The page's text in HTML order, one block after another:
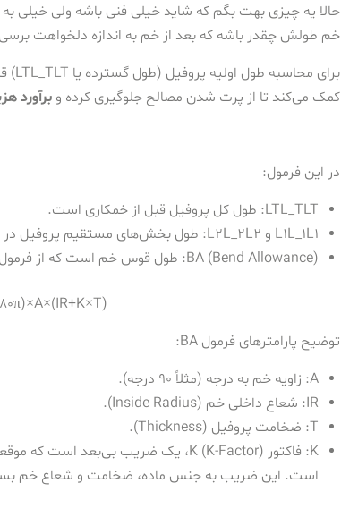
حالا یه چیزی بهت بگم که شاید خیلی فنی باشه ولی خیلی
خم طولش چقدر باشه که بعد از خم به اندازه دلخواهت
برای محاسبه طول اولیه پروفیل (طول گسترده یا
LTL_TLT
)
کمک می‌کند تا از پرت شدن مصالح جلوگیری کرده و برآورد
در این فرمول:
LTL_TLT
: طول کل پروفیل قبل از خمکاری است.
L1L_1L1 و L2L_2L2
: طول بخش‌های مستقیم پروفیل
BA (Bend Allowance): طول قوس خم است که از فرمول زیر محاسبه می‌شود:
π)×A×(IR+K×T)
توضیح پارامترهای فرمول BA:
A: زاویه خم به درجه (مثلاً 90 درجه).
IR: شعاع داخلی خم (Inside Radius).
T: ضخامت پروفیل (Thickness).
K
است. این ضریب به جنس ماده، ضخامت و شعاع خم